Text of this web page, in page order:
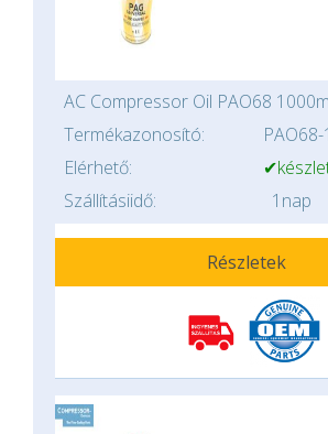
AC Compressor Oil PAO68
Termékazonosító:
Elérhető:
Szállításiidő:
1nap
Részletek